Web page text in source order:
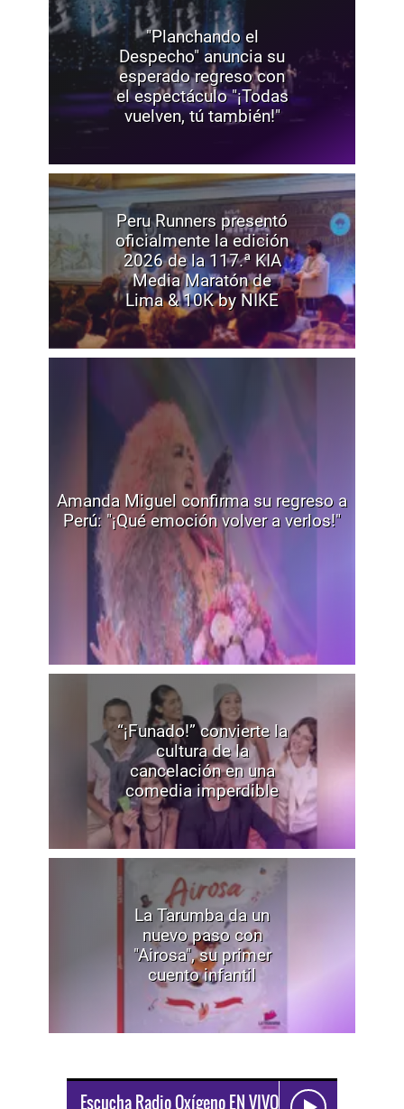
"Planchando el
Despecho" anuncia su
esperado regreso con
el espectáculo "¡Todas
vuelven, tú también!"
Peru Runners presentó
oficialmente la edición
2026 de la 117.ª KIA
Media Maratón de
Lima & 10K by NIKE
Amanda Miguel confirma su regreso a
Perú: "¡Qué emoción volver a verlos!"
“¡Funado!” convierte la
cultura de la
cancelación en una
comedia imperdible
La Tarumba da un
nuevo paso con
"Airosa", su primer
cuento infantil
Escucha Radio Oxígeno EN VIVO